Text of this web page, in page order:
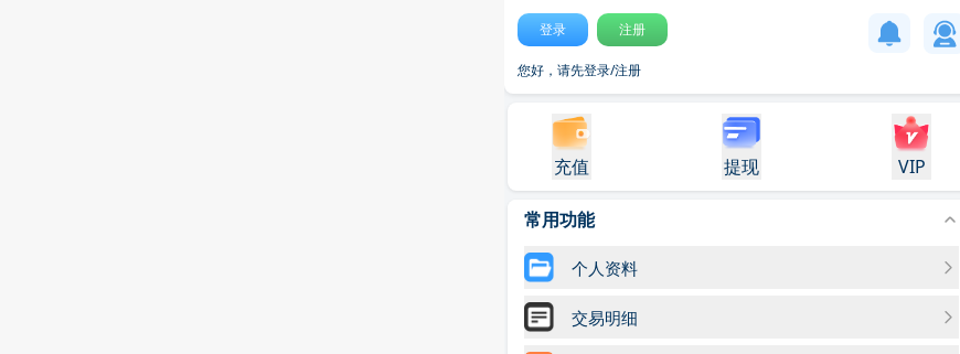
登录 注册
您好，请先登录/注册
充值 提现 VIP
常用功能
个人资料
交易明细